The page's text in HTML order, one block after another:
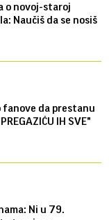
o novoj-staroj
Naučiš da se nosiš
fanove da prestanu
IH SVE"
Ni u 79.